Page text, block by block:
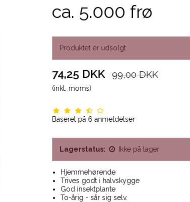
ca. 5.000 frø
Produktet er udsolgt.
74,25 DKK 99,00 DKK
(inkl. moms)
Baseret på 6 anmeldelser
Lagerstatus: Ikke på lager
Hjemmehørende
Trives godt i halvskygge
God insektplante
To-årig - sår sig selv.